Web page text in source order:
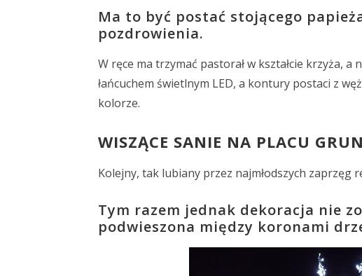
Ma to być postać stojącego
pozdrowienia.
W ręce ma trzymać pastorał w kształcie krzyża,
łańcuchem świetlnym LED, a kontury postaci z
kolorze.
WISZĄCE SANIE NA PLACU
Kolejny, tak lubiany przez najmłodszych zaprzęg
Tym razem jednak dekoracja nie
podwieszona między koronami